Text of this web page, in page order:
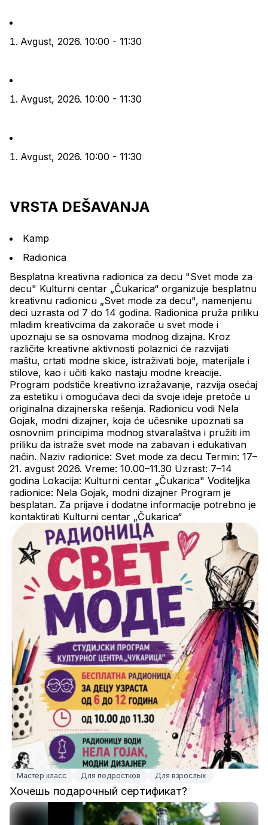
Avgust, 2026. 10:00 - 11:30
Avgust, 2026. 10:00 - 11:30
Avgust, 2026. 10:00 - 11:30
VRSTA DEŠAVANJA
Kamp
Radionica
Besplatna kreativna radionica za decu "Svet mode za
decu" Kulturni centar „Čukarica“ organizuje besplatnu
kreativnu radionicu „Svet mode za decu", namenjenu
deci uzrasta od 7 do 14 godina. Radionica pruža priliku
mladim kreativcima da zakorače u svet mode i
upoznaju se sa osnovama modnog dizajna. Kroz
različite kreativne aktivnosti polaznici će razvijati
maštu, crtati modne skice, istraživati boje, materijale i
stilove, kao i učiti kako nastaju modne kreacije.
Program podstiče kreativno izražavanje, razvija osećaj
za estetiku i omogućava deci da svoje ideje pretoče u
originalna dizajnerska rešenja. Radionicu vodi Nela
Gojak, modni dizajner, koja će učesnike upoznati sa
osnovnim principima modnog stvaralaštva i pružiti im
priliku da istraže svet mode na zabavan i edukativan
način. Naziv radionice: Svet mode za decu Termin: 17–
21. avgust 2026. Vreme: 10.00–11.30 Uzrast: 7–14
godina Lokacija: Kulturni centar „Čukarica" Voditeljka
radionice: Nela Gojak, modni dizajner Program je
besplatan. Za prijave i dodatne informacije potrebno je
kontaktirati Kulturni centar „Čukarica“
Мастер класс Для подростков Для взрослых
Хочешь подарочный сертификат?